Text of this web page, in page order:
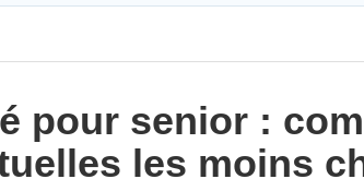
pour senior :
les moins